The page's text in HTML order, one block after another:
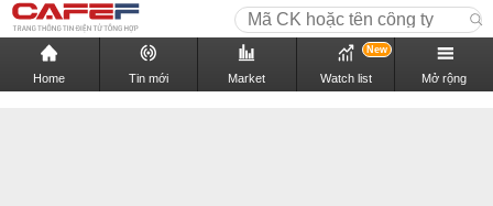
Home Tin mới Market Watch list
New
Mở rộng